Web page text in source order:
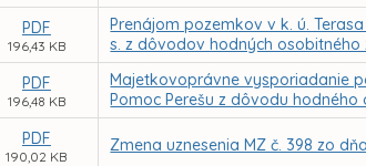
PDF
196,43 KB
Prenájom pozemkov v k. ú.
s. z dôvodov hodných osobitného
PDF
196,48 KB
Majetkovoprávne vysporiadanie
Pomoc Perešu z dôvodu hodného
PDF
190,02 KB
Zmena uznesenia MZ č. 398 zo